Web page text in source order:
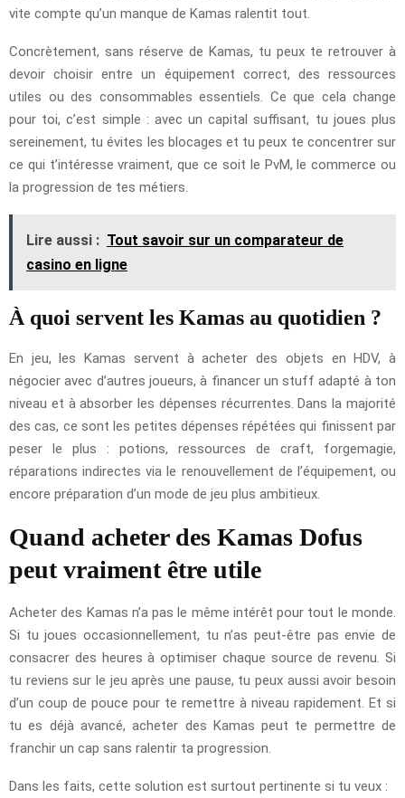
vite compte qu’un manque de Kamas ralentit tout.
Concrètement, sans réserve de Kamas, tu peux te retrouver à
devoir choisir entre un équipement correct, des ressources
utiles ou des consommables essentiels. Ce que cela change
pour toi, c’est simple : avec un capital suffisant, tu joues plus
sereinement, tu évites les blocages et tu peux te concentrer sur
ce qui t’intéresse vraiment, que ce soit le PvM, le commerce ou
la progression de tes métiers.
Lire aussi : Tout savoir sur un comparateur de
casino en ligne
À quoi servent les Kamas au quotidien ?
En jeu, les Kamas servent à acheter des objets en HDV, à
négocier avec d’autres joueurs, à financer un stuff adapté à ton
niveau et à absorber les dépenses récurrentes. Dans la majorité
des cas, ce sont les petites dépenses répétées qui finissent par
peser le plus : potions, ressources de craft, forgemagie,
réparations indirectes via le renouvellement de l’équipement, ou
encore préparation d’un mode de jeu plus ambitieux.
Quand acheter des Kamas Dofus
peut vraiment être utile
Acheter des Kamas n’a pas le même intérêt pour tout le monde.
Si tu joues occasionnellement, tu n’as peut-être pas envie de
consacrer des heures à optimiser chaque source de revenu. Si
tu reviens sur le jeu après une pause, tu peux aussi avoir besoin
d’un coup de pouce pour te remettre à niveau rapidement. Et si
tu es déjà avancé, acheter des Kamas peut te permettre de
franchir un cap sans ralentir ta progression.
Dans les faits, cette solution est surtout pertinente si tu veux :